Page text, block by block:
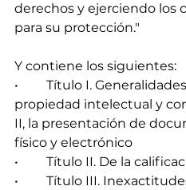
derechos y ejerciendo los
para su protección."
Y contiene los siguientes:
•	Título I. Generalidades del registro de la
propiedad intelectual y
II, la presentación de
físico y electrónico
•	Título II. De la
•	Título III. Inexactitudes en la publicidad